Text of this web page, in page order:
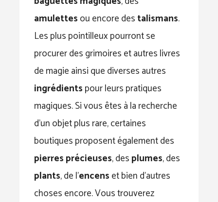
amulettesou encore destalismans.
Les plus pointilleux pourront se
procurer des grimoires et autres livres
de magie ainsi que diverses autres
ingrédientspour leurs pratiques
magiques. Si vous êtes à la recherche
d’un objet plus rare, certaines
boutiques proposent également des
pierres précieuses, desplumes, des
plants, de l’encenset bien d’autres
choses encore. Vous trouverez